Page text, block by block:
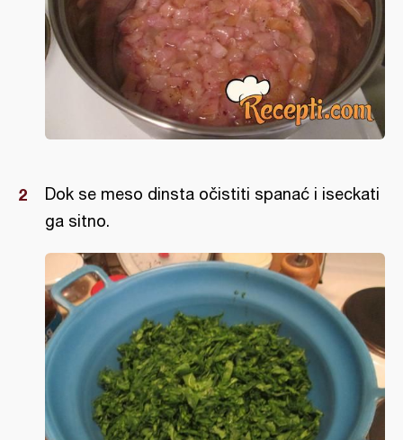
Dok se meso dinsta očistiti spanać i iseckati
ga sitno.